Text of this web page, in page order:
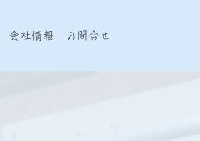
会社情報 お問合せ